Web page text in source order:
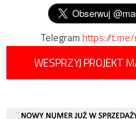
Telegramhttps://
WESPRZYJ PROJEKT